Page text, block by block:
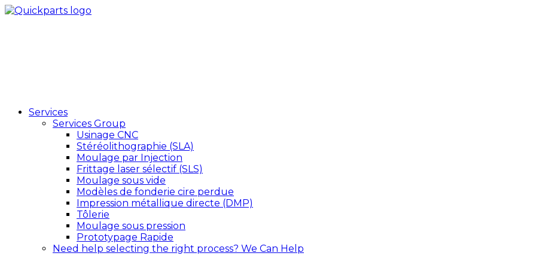
Services
Services Group
Usinage CNC
Stéréolithographie (SLA)
Moulage par Injection
Frittage laser sélectif (SLS)
Moulage sous vide
Modèles de fonderie cire perdue
Impression métallique directe (DMP)
Tôlerie
Moulage sous pression
Prototypage Rapide
Need help selecting the right process? We Can Help